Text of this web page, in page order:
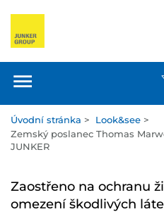
Úvodní stránka > Look&see >
Zemský poslanec Thomas
JUNKER
Zaostřeno na ochranu
omezení škodlivých